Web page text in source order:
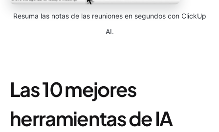
Resuma las notas de las reuniones en segundos con ClickUp
AI.
Las 10 mejores
herramientas de IA